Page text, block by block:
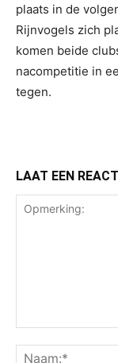
plaats in de
Rijnvogels zich
komen beide
nacompetitie in
tegen.
LAAT EEN